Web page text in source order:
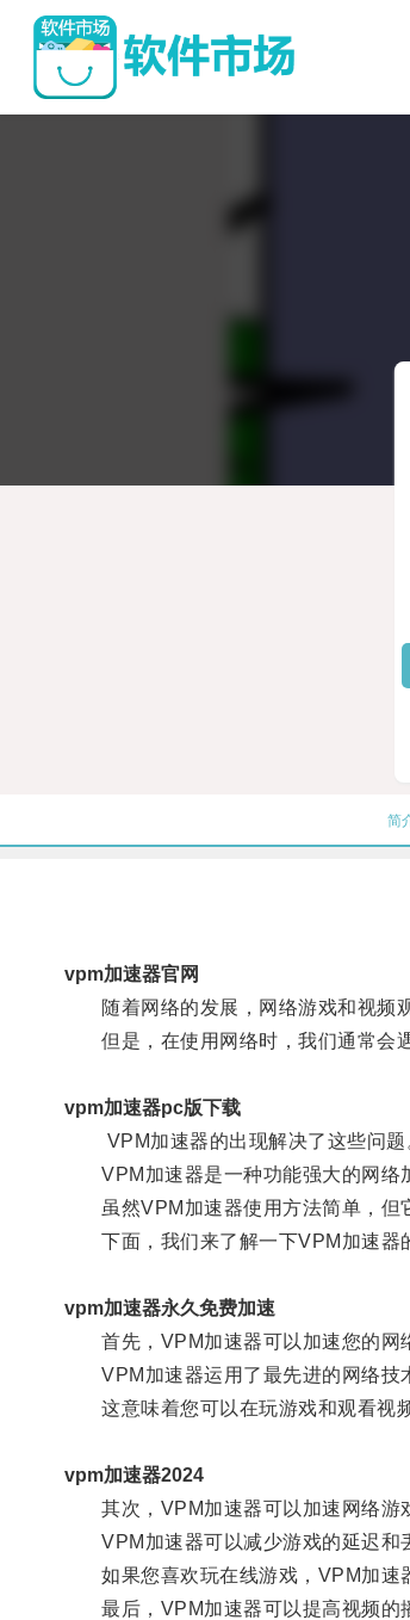
简
vpm加速器官网
随着网络的发展，网络游戏和视频观
但是，在使用网络时，我们通常会遇
vpm加速器pc版下载
VPM加速器的出现解决了这些问题
VPM加速器是一种功能强大的网络加
虽然VPM加速器使用方法简单，但
下面，我们来了解一下VPM加速器
vpm加速器永久免费加速
首先，VPM加速器可以加速您的网
VPM加速器运用了最先进的网络技术
这意味着您可以在玩游戏和观看视频
vpm加速器2024
其次，VPM加速器可以加速网络游
VPM加速器可以减少游戏的延迟和
如果您喜欢玩在线游戏，VPM加速
最后，VPM加速器可以提高视频的